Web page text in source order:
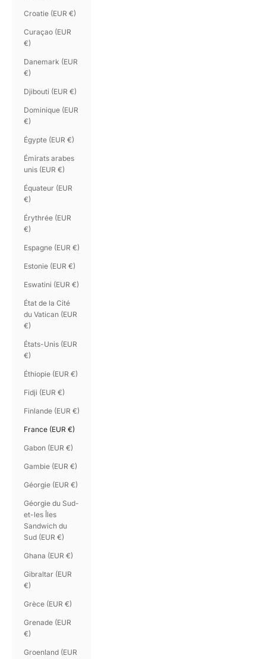
Croatie (EUR €)
Curaçao (EUR
€)
Danemark (EUR
€)
Djibouti (EUR €)
Dominique (EUR
€)
Égypte (EUR €)
Émirats arabes
unis (EUR €)
Équateur (EUR
€)
Érythrée (EUR
€)
Espagne (EUR €)
Estonie (EUR €)
Eswatini (EUR €)
État de la Cité
du Vatican (EUR
€)
États-Unis (EUR
€)
Éthiopie (EUR €)
Fidji (EUR €)
Finlande (EUR €)
France (EUR €)
Gabon (EUR €)
Gambie (EUR €)
Géorgie (EUR €)
Géorgie du Sud-
et-les Îles
Sandwich du
Sud (EUR €)
Ghana (EUR €)
Gibraltar (EUR
€)
Grèce (EUR €)
Grenade (EUR
€)
Groenland (EUR